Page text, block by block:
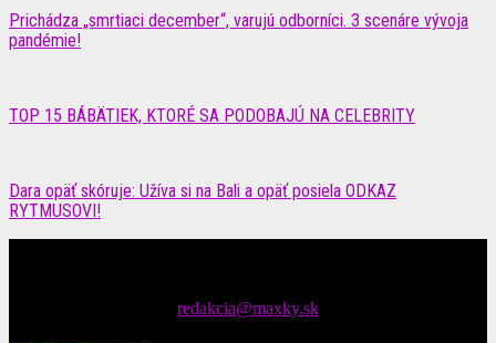
Prichádza „smrtiaci december“, varujú odborníci. 3 scenáre vývoja
pandémie!
TOP 15 BÁBÄTIEK, KTORÉ SA PODOBAJÚ NA CELEBRITY
Dara opäť skóruje: Užíva si na Bali a opäť posiela ODKAZ
RYTMUSOVI!
redakcia@maxky.sk